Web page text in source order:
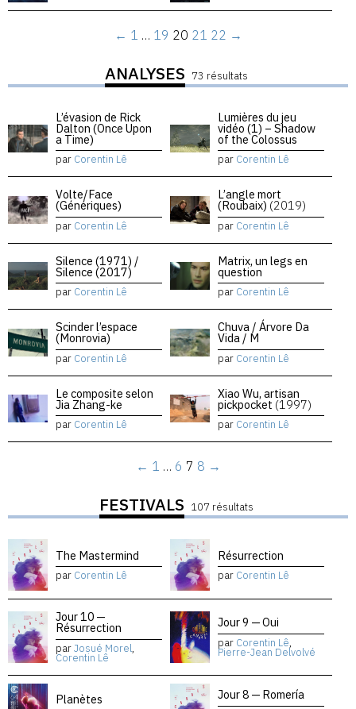
← 1 … 19 20 21 22 →
ANALYSES 73 résultats
L’évasion de Rick
Dalton (Once Upon
a Time)
par Corentin Lê
Lumières du jeu
vidéo (1) – Shadow
of the Colossus
par Corentin Lê
Volte/Face
(Génériques)
par Corentin Lê
L’angle mort
(Roubaix) (2019)
par Corentin Lê
Silence (1971) /
Silence (2017)
par Corentin Lê
Matrix, un legs en
question
par Corentin Lê
Scinder l’espace
(Monrovia)
par Corentin Lê
Chuva / Árvore Da
Vida / M
par Corentin Lê
Le composite selon
Jia Zhang-ke
par Corentin Lê
Xiao Wu, artisan
pickpocket (1997)
par Corentin Lê
← 1 … 6 7 8 →
FESTIVALS 107 résultats
The Mastermind
par Corentin Lê
Résurrection
par Corentin Lê
Jour 10 —
Résurrection
parJosué Morel,
Corentin Lê
Jour 9 — Oui
par Corentin Lê,
Pierre-Jean Delvolvé
Planètes Jour 8 — Romería